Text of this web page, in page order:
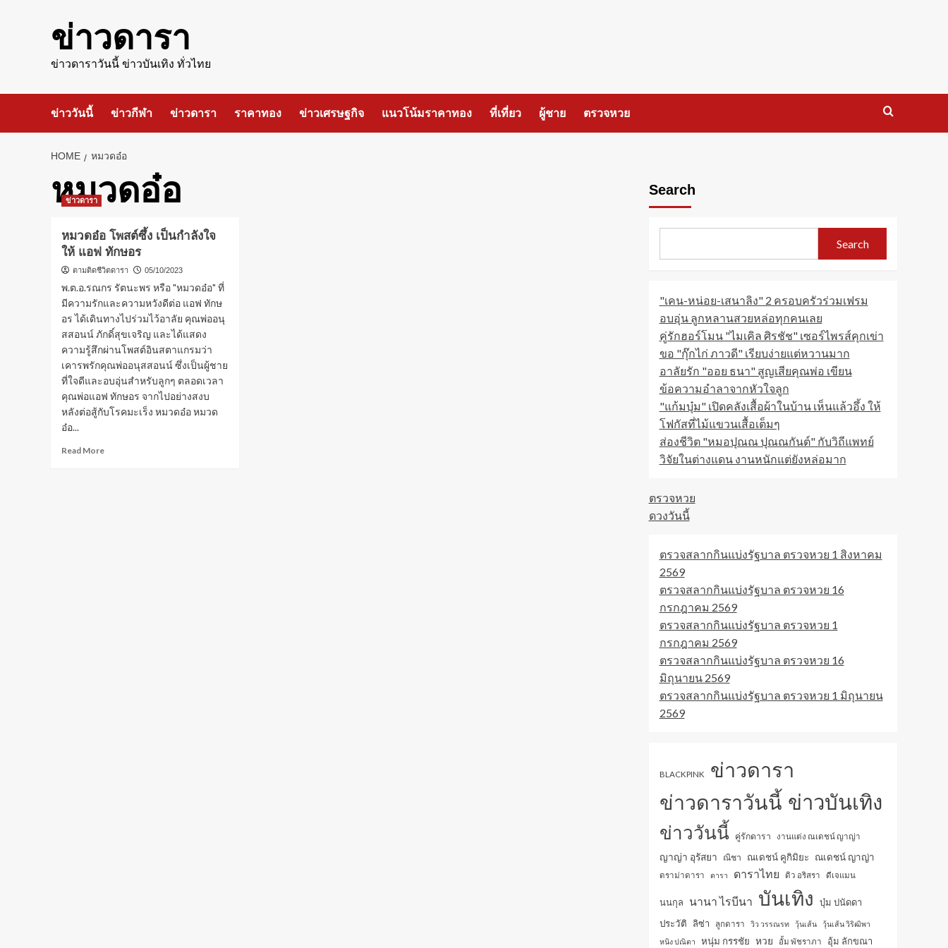
ข่าวดารา
ข่าวดาราวันนี้ ข่าวบันเทิง ทั่วไทย
ข่าววันนี้ ข่าวกีฬา ข่าวดารา ราคาทอง ข่าวเศรษฐกิจ แนวโน้มราคาทอง ที่เที่ยว ผู้ชาย ตรวจหวย
HOME หมวดอ๋อ
หมวดอ๋อ
ข่าวดารา
หมวดอ๋อ โพสต์ซึ้ง เป็นกำลังใจ
ให้ แอฟ ทักษอร
ตามติดชีวิตดารา 05/10/2023
พ.ต.อ.รณกร รัตนะพร หรือ "หมวดอ๋อ" ที่
มีความรักและความหวังดีต่อ แอฟ ทักษ
อร ได้เดินทางไปร่วมไว้อาลัย คุณพ่ออนุ
สสอนน์ ภักดิ์สุขเจริญ และได้แสดง
ความรู้สึกผ่านโพสต์อินสตาแกรมว่า
เคารพรักคุณพ่ออนุสสอนน์ ซึ่งเป็นผู้ชาย
ที่ใจดีและอบอุ่นสำหรับลูกๆ ตลอดเวลา
คุณพ่อแอฟ ทักษอร จากไปอย่างสงบ
หลังต่อสู้กับโรคมะเร็ง หมวดอ๋อ หมวด
อ๋อ...
Read MoreRead
Search
Search
"เคน-หน่อย-เสนาลิง" 2 ครอบครัวร่วมเฟรม
อบอุ่น ลูกหลานสวยหล่อทุกคนเลย
คู่รักฮอร์โมน "ไมเคิล ศิรชัช" เซอร์ไพรส์คุกเข่า
ขอ "กุ๊กไก่ ภาวดี" เรียบง่ายแต่หวานมาก
อาลัยรัก "ออย ธนา" สูญเสียคุณพ่อ เขียน
ข้อความอำลาจากหัวใจลูก
"แก้มบุ๋ม" เปิดคลังเสื้อผ้าในบ้าน เห็นแล้วอึ้ง ให้
โฟกัสที่ไม้แขวนเสื้อเต็มๆ
ส่องชีวิต "หมอปุณณ ปุณณกันต์" กับวิถีแพทย์
วิจัยในต่างแดน งานหนักแต่ยังหล่อมาก
ตรวจหวย
ดวงวันนี้
ตรวจสลากกินแบ่งรัฐบาล ตรวจหวย 1 สิงหาคม
2569
ตรวจสลากกินแบ่งรัฐบาล ตรวจหวย 16
กรกฎาคม 2569
ตรวจสลากกินแบ่งรัฐบาล ตรวจหวย 1
กรกฎาคม 2569
ตรวจสลากกินแบ่งรัฐบาล ตรวจหวย 16
มิถุนายน 2569
ตรวจสลากกินแบ่งรัฐบาล ตรวจหวย 1 มิถุนายน
2569
BLACKPINK ข่าวดารา
ข่าวดาราวันนี้ ข่าวบันเทิง
ข่าววันนี้ คู่รักดารา งานแต่ง ณเดชน์ ญาญ่า
ญาญ่า อุรัสยา ณิชา ณเดชน์ คูกิมิยะ ณเดชน์ ญาญ่า
ดราม่าดารา ดารา ดาราไทย ดิว อริสรา ดีเจแมน
นนกุล นานา ไรบีนา บันเทิง
บุ๋ม ปนัดดา
ประวัติ
ลิซ่า ลูกดารา วิว วรรณรท วุ้นเส้น
วุ้นเส้น วิริฒิพา
หนิง ปณิตา
หนุ่ม กรรชัย หวย อั้ม พัชราภา อุ้ม ลักขณา